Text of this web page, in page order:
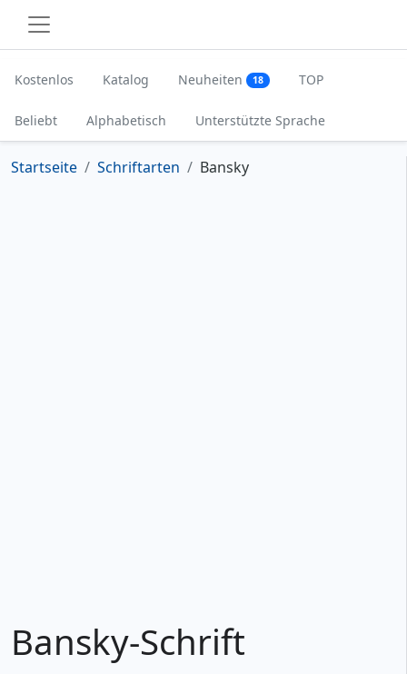
Kostenlos Katalog Neuheiten 18 TOP
Beliebt Alphabetisch Unterstützte Sprache
Startseite Schriftarten Bansky
Bansky-Schrift